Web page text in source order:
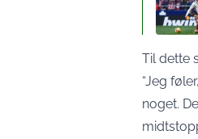
Til dette
“Jeg
noget.